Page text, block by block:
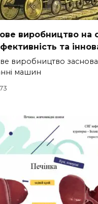
виробництво на
та
виробництво
машин